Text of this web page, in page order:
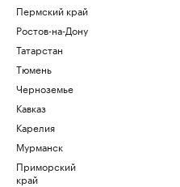
Пермский край
Ростов-на-Дону
Татарстан
Тюмень
Черноземье
Кавказ
Карелия
Мурманск
Приморский
край